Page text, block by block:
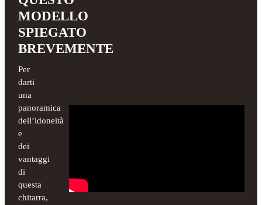
MODELLO
SPIEGATO
BREVEMENTE
Per
darti
una
panoramica
dell’idoneità
e
dei
vantaggi
di
questa
chitarra,